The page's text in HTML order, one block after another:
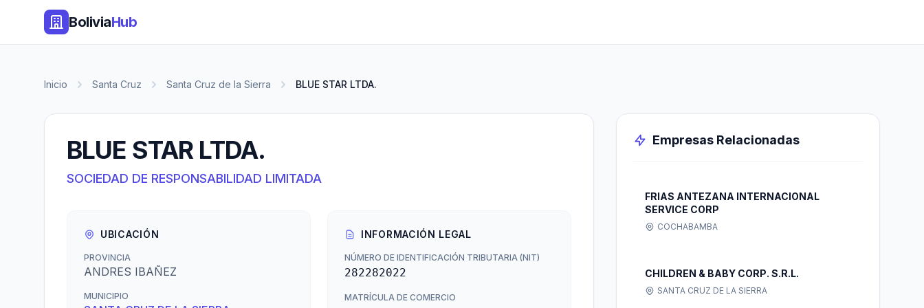
BoliviaHub
Inicio Santa Cruz Santa Cruz de la Sierra BLUE STAR LTDA.
BLUE STAR LTDA.
SOCIEDAD DE RESPONSABILIDAD LIMITADA
UBICACIÓN
PROVINCIA
ANDRES IBAÑEZ
MUNICIPIO
INFORMACIÓN LEGAL
NÚMERO DE IDENTIFICACIÓN TRIBUTARIA (NIT)
282282022
MATRÍCULA DE COMERCIO
Empresas Relacionadas
FRIAS ANTEZANA INTERNACIONAL
SERVICE CORP
COCHABAMBA
CHILDREN & BABY CORP. S.R.L.
SANTA CRUZ DE LA SIERRA